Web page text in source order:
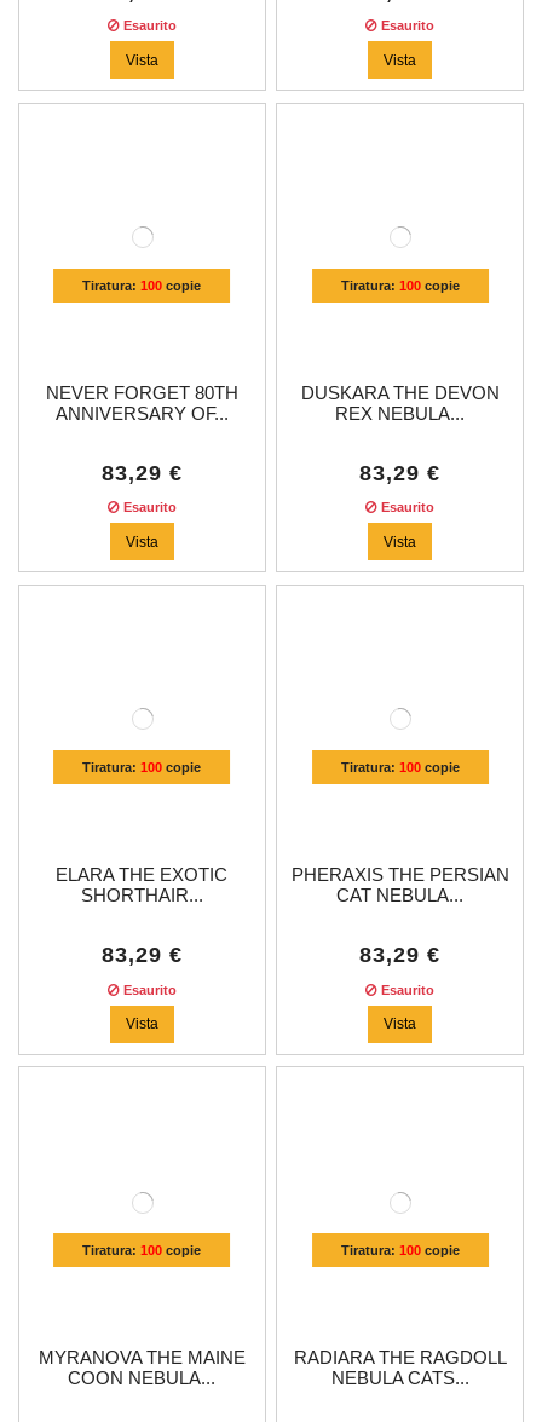
Esaurito
Vista
Esaurito
Vista
Tiratura:100 copie
NEVER FORGET 80TH
ANNIVERSARY OF...
83,29 €
Esaurito
Vista
Tiratura: 100copie
DUSKARA THE DEVON
REX NEBULA...
83,29 €
Esaurito
Vista
Tiratura:100 copie
ELARA THE EXOTIC
SHORTHAIR...
83,29 €
Esaurito
Vista
Tiratura: 100copie
PHERAXIS THE PERSIAN
CAT NEBULA...
83,29 €
Esaurito
Vista
Tiratura:100 copie
MYRANOVA THE MAINE
COON NEBULA...
Tiratura: 100copie
RADIARA THE RAGDOLL
NEBULA CATS...